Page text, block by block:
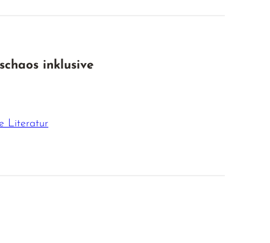
inklusive
Literatur